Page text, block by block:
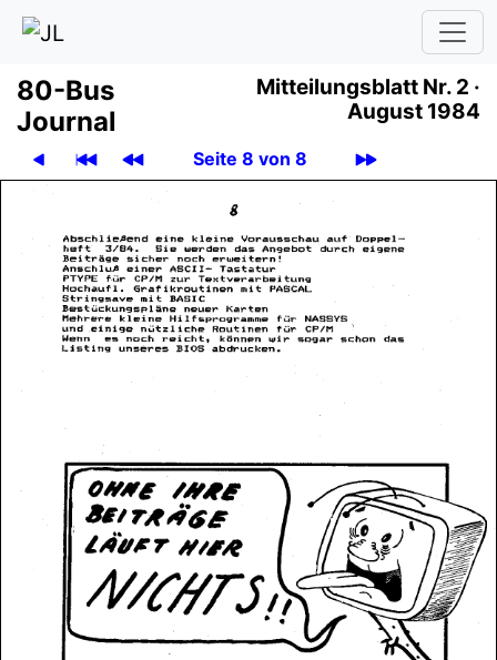
80-Bus
Journal
Mit­tei­lungs­blatt Nr. 2 ·
August 1984
Seite 8 von 8